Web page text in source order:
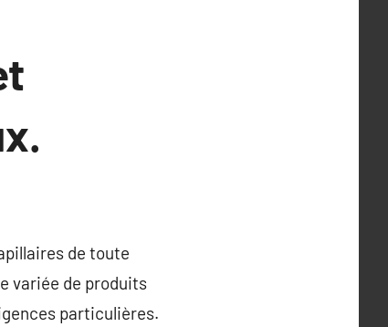
de toute
variée de produits
particulières.